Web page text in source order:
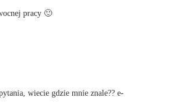
pracy 🙂
wiecie gdzie mnie znale?? e-